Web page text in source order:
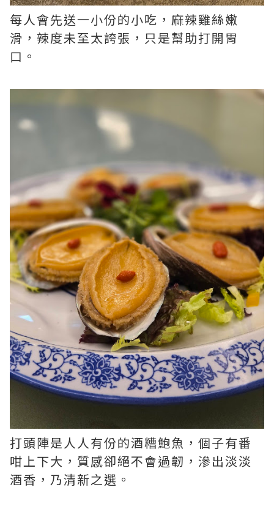
每人會先送一小份的小吃，麻辣雞絲嫩
滑，辣度未至太誇張，只是幫助打開胃
口。
打頭陣是人人有份的酒糟鮑魚，個子有番
咁上下大，質感卻絕不會過韌，滲出淡淡
酒香，乃清新之選。